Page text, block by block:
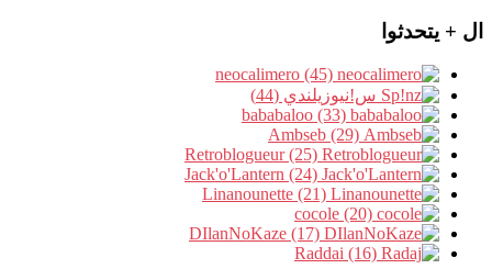
ال + يتحدثوا
س!نيوزيلندي (44)